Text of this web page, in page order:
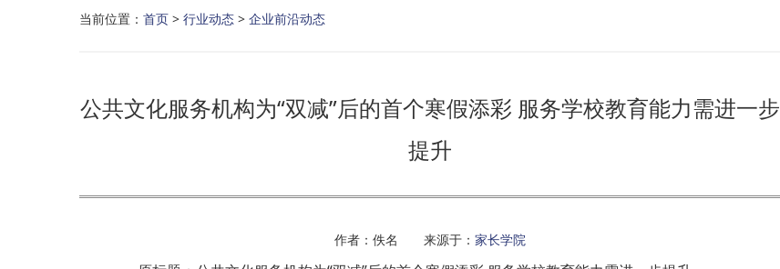
当前位置： 首页 > 行业动态 > 企业前沿动态
公共文化服务机构为“双减”后的首个寒假添彩 服务学校教育能力需进一步
提升
作者：佚名 来源于： 家长学院